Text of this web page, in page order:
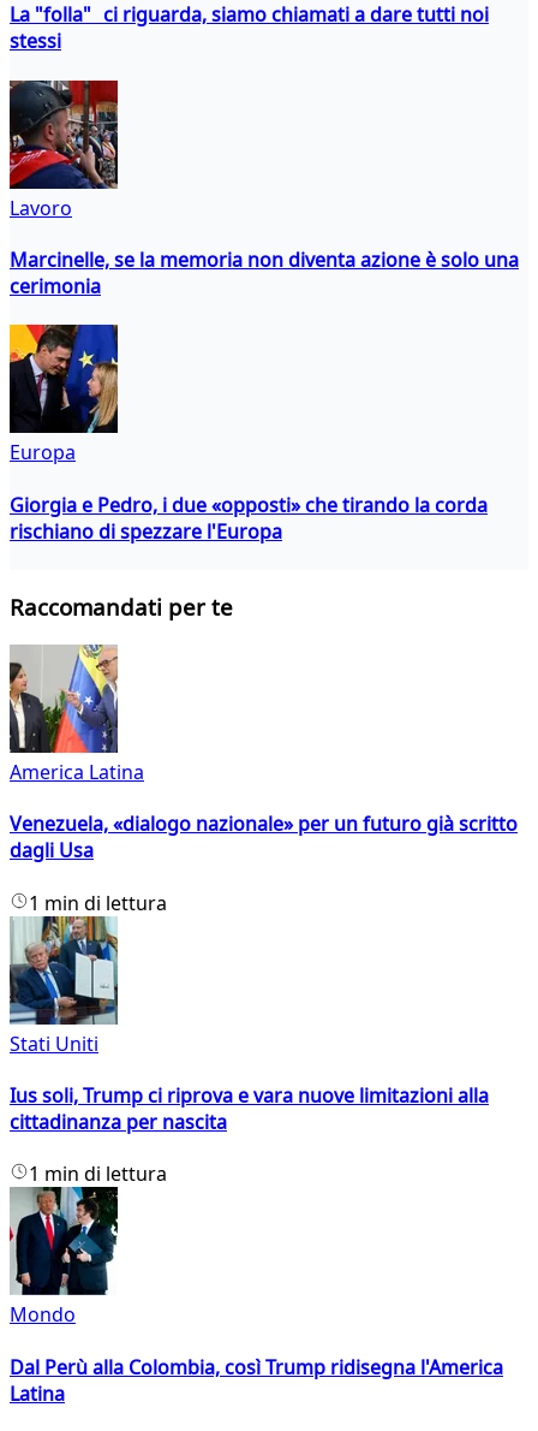
La "folla" ci riguarda, siamo chiamati a dare tutti noi
stessi
Lavoro
Marcinelle, se la memoria non diventa azione è solo una
cerimonia
Europa
Giorgia e Pedro, i due «opposti» che tirando la corda
rischiano di spezzare l'Europa
Raccomandati per te
America Latina
Venezuela, «dialogo nazionale» per un futuro già scritto
dagli Usa
1 min di lettura
Stati Uniti
Ius soli, Trump ci riprova e vara nuove limitazioni alla
cittadinanza per nascita
1 min di lettura
Mondo
Dal Perù alla Colombia, così Trump ridisegna l'America
Latina